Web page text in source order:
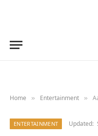
Home » Entertainment »
ENTERTAINMENT Updated: